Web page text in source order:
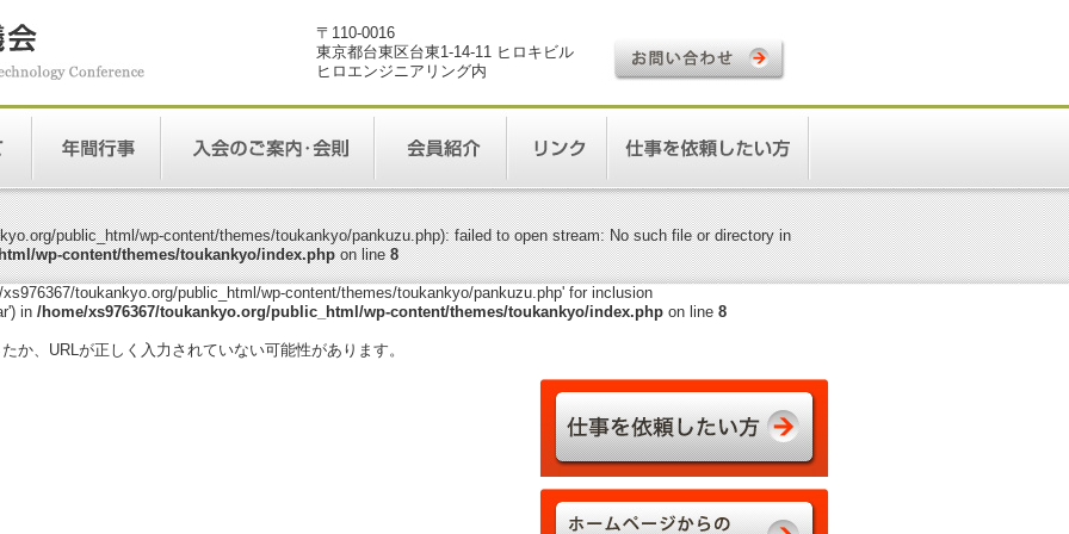
〒110-0016
東京都台東区台東1-14-11 ヒロキビル
ヒロエンジニアリング内
public_html/wp-content/themes/toukankyo/pankuzu.php): failed to open stream: No such file or directory in
wp-content/themes/toukankyo/index.phpon line8
toukankyo.org/public_html/wp-content/themes/toukankyo/pankuzu.php' for inclusion
in /home/xs976367/toukankyo.org/public_html/wp-content/themes/toukankyo/index.phpon line 8
か、URLが正しく入力されていない可能性があります。